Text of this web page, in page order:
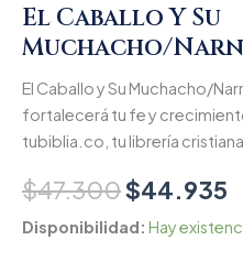
El Caballo Y Su
Muchacho/
El Caballo y Su Muchacho/
fortalecerá tu fe y
tubiblia.co, tu librería
$47.300$44.935
Disponibilidad: Hay